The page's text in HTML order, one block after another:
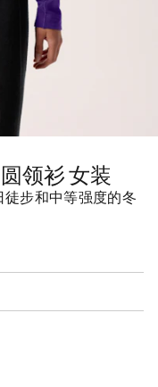
领衫 女装
步和中等强度的冬